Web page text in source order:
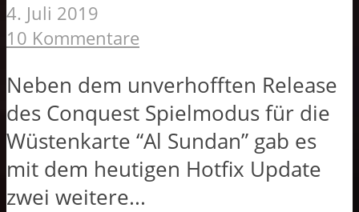
4. Juli 2019
10 Kommentare
Neben dem unverhofften Release
des Conquest Spielmodus für die
Wüstenkarte “Al Sundan” gab es
mit dem heutigen Hotfix Update
zwei weitere...